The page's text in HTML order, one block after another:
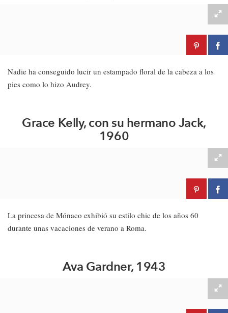
Nadie ha conseguido lucir un estampado floral de la cabeza a los
pies como lo hizo Audrey.
Grace Kelly, con su hermano Jack,
1960
La princesa de Mónaco exhibió su estilo chic de los años 60
durante unas vacaciones de verano a Roma.
Ava Gardner, 1943